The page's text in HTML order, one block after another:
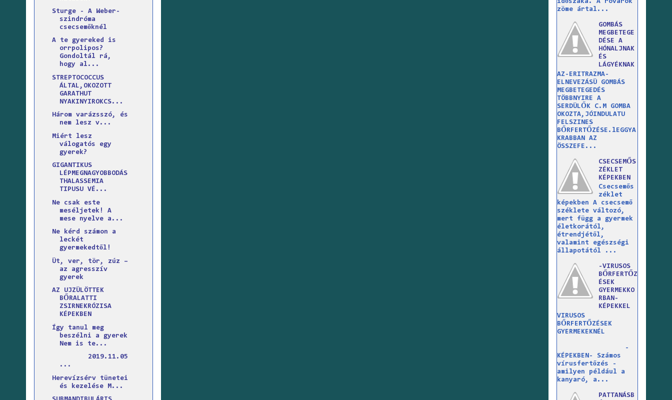
Sturge - A Weber-
szindróma
csecsemőknél
A te gyereked is
orrpolipos?
Gondoltál rá,
hogy al...
STREPTOCOCCUS
ÁLTAL,OKOZOTT
GARATHUT
NYAKINYIROKCS...
Három varázsszó, és
nem lesz v...
Miért lesz
válogatós egy
gyerek?
GIGANTIKUS
LÉPMEGNAGYOBBODÁS
THALASSEMIA
TIPUSU VÉ...
Ne csak este
meséljetek! A
mese nyelve a...
Ne kérd számon a
leckét
gyermekedtől!
Üt, ver, tör, zúz –
az agresszív
gyerek
AZ UJZÜLÖTTEK
BŐRALATTI
ZSIRNEKRÓZISA
KÉPEKBEN
Így tanul meg
beszélni a gyerek
Nem is te...
2019.11.05
...
Herevízsérv tünetei
és kezelése M...
zöme ártal...
GOMBÁS
MEGBETEGE
DÉSE A
HÓNALJNAK
ÉS
LÁGYÉKNAK
AZ-ERITRAZMA-
ELNEVEZÁSÜ GOMBÁS
MEGBETEGEDÉS
TÖBBNYIRE A
SERDÜLŐK C.M GOMBA
OKOZTA,JÓINDULATU
FELSZINES
BŐRFERTŐZÉSE.lEGGYA
KRABBAN AZ
ÖSSZEFE...
CSECSEMŐS
ZÉKLET
KÉPEKBEN
Csecsemős
zéklet
képekben A csecsemő
széklete változó,
mert függ a gyermek
életkorától,
étrendjétől,
valamint egészségi
állapotától ...
-VIRUSOS
BŐRFERTŐZ
ÉSEK
GYERMEKKO
RBAN-
KÉPEKKEL
VIRUSOS
BŐRFERTŐZÉSEK
GYERMEKEKNÉL
-
KÉPEKBEN- Számos
vírusfertőzés -
amilyen például a
kanyaró, a...
PATTANÁSB